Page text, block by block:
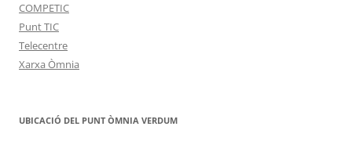
COMPETIC
Punt TIC
Telecentre
Xarxa Òmnia
UBICACIÓ DEL PUNT ÒMNIA VERDUM